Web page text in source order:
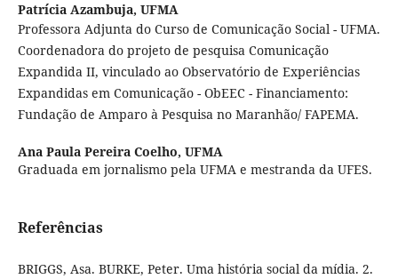
Patrícia Azambuja, UFMA
Professora Adjunta do Curso de Comunicação Social - UFMA.
Coordenadora do projeto de pesquisa Comunicação
Expandida II, vinculado ao Observatório de Experiências
Expandidas em Comunicação - ObEEC - Financiamento:
Fundação de Amparo à Pesquisa no Maranhão/ FAPEMA.
Ana Paula Pereira Coelho, UFMA
Graduada em jornalismo pela UFMA e mestranda da UFES.
Referências
BRIGGS, Asa. BURKE, Peter. Uma história social da mídia. 2.